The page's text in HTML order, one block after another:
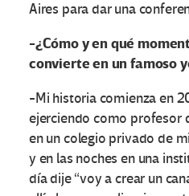
Aires para dar una
-¿Cómo y en qué
convierte en un famoso
-Mi historia comienza en
ejerciendo como profesor
en un colegio privado de
y en las noches en una
día dije “voy a crear un